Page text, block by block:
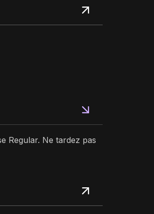
Regular. Ne tardez pas